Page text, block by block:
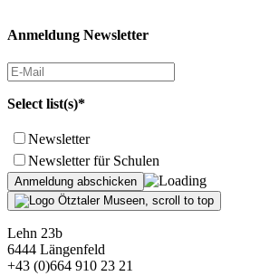
Anmeldung Newsletter
Select list(s)*
Newsletter
Newsletter für Schulen
Lehn 23b
6444 Längenfeld
+43 (0)664 910 23 21